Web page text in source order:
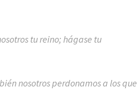
tu reino; hágase tu
nosotros perdonamos a los que